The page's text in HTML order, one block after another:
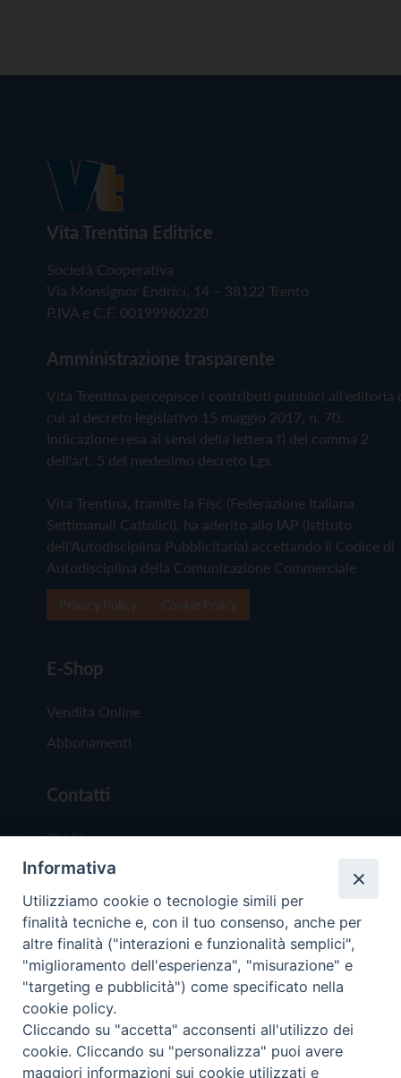
Vita Trentina Editrice
Società Cooperativa
Via Monsignor Endrici, 14 – 38122 Trento
P.IVA e C.F. 00199960220
Amministrazione trasparente
Vita Trentina percepisce i contributi pubblici all'editoria
cui al decreto legislativo 15 maggio 2017, n. 70.
Indicazione resa ai sensi della lettera f) del comma 2
dell'art. 5 del medesimo decreto Lgs.
Vita Trentina, tramite la Fisc (Federazione Italiana
Settimanali Cattolici), ha aderito allo IAP (Istituto
dell'Autodisciplina Pubblicitaria) accettando il Codice di
Autodisciplina della Comunicazione Commerciale
E-Shop
Vendita Online
Abbonamenti
Contatti
Chi Siamo
Redazione
Scrivici
Copyright © 2019 - Tutti i diritti riservati - Vita
Trentina Editrice
Informativa
Utilizziamo cookie o tecnologie simili per
finalità tecniche e, con il tuo consenso, anche per
altre finalità ("interazioni e funzionalità semplici",
"miglioramento dell'esperienza", "misurazione" e
"targeting e pubblicità") come specificato nella
cookie policy.
Cliccando su "accetta" acconsenti all'utilizzo dei
cookie. Cliccando su "personalizza" puoi avere
maggiori informazioni sui cookie utilizzati e